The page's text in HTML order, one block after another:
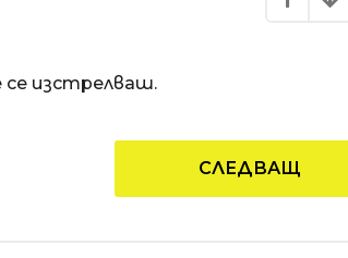
се изстрелваш.
СЛЕДВАЩ